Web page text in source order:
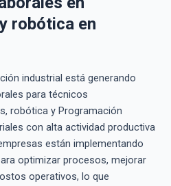
robótica en
industrial está generando
para técnicos
robótica y Programación
con alta actividad productiva
están implementando
optimizar procesos, mejorar
operativos, lo que